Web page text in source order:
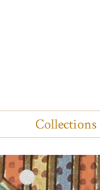
Collections